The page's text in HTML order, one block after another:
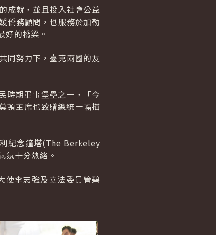
成就，並且投入社會公益
僑務顧問，也服務於加勒
好的橋梁。
同努力下，臺克兩國的友
時期軍事堡壘之一，「今
頓主席也致贈總統一幅描
紀念鐘塔(The Berkeley
氛十分熱絡。
使李志強及立法委員管碧